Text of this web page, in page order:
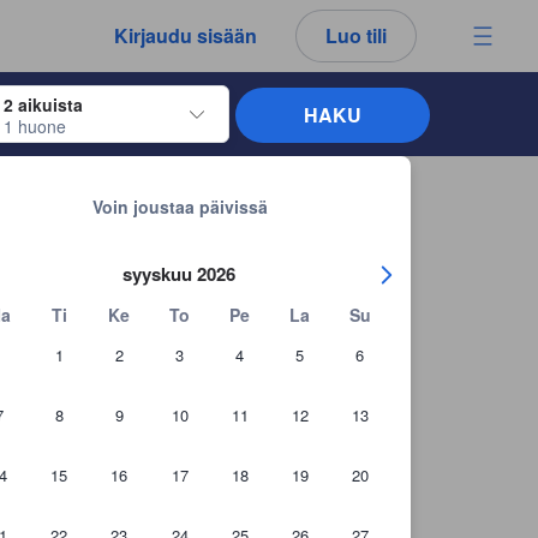
Kirjaudu sisään Luo tili
2 aikuista
1 huone
siirtyäksesi haluamiesi sisään- ja uloskirjautumispäivien
Voin joustaa päivissä
syyskuu 2026
Ti Ke To Pe La Su
1 2 3 4 5 6
8 9 10 11 12 13
15 16 17 18 19 20
HAKU
arvostelut ja kommentit ovat aina aitoja.